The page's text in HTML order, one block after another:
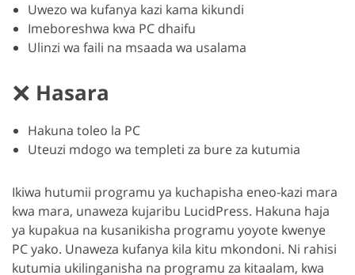
Uwezo wa kufanya kazi kama kikundi
Imeboreshwa kwa PC dhaifu
Ulinzi wa faili na msaada wa usalama
Hasara
Hakuna toleo la PC
Uteuzi mdogo wa templeti za bure za kutumia
Ikiwa hutumii programu ya kuchapisha eneo-kazi mara
kwa mara, unaweza kujaribu LucidPress. Hakuna haja
ya kupakua na kusanikisha programu yoyote kwenye
PC yako. Unaweza kufanya kila kitu mkondoni. Ni rahisi
kutumia ukilinganisha na programu za kitaalam, kwa